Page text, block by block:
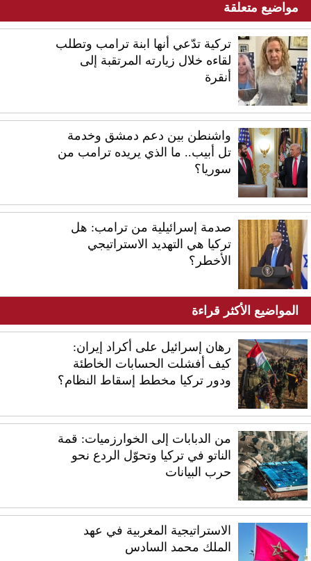
مواضيع متعلقة
تركية تدّعي أنها ابنة ترامب وتطلب
لقاءه خلال زيارته المرتقبة إلى
أنقرة
واشنطن بين دعم دمشق وخدمة
تل أبيب.. ما الذي يريده ترامب من
سوريا؟
صدمة إسرائيلية من ترامب: هل
تركيا هي التهديد الاستراتيجي
الأخطر؟
المواضيع الأكثر قراءة
رهان إسرائيل على أكراد إيران:
كيف أفشلت الحسابات الخاطئة
ودور تركيا مخطط إسقاط النظام؟
من الدبابات إلى الخوارزميات: قمة
الناتو في تركيا وتحوّل الردع نحو
حرب البيانات
الاستراتيجية المغربية في عهد
الملك محمد السادس